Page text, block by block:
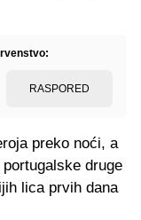
RASPORED
preko noći, a
druge
lica prvih dana